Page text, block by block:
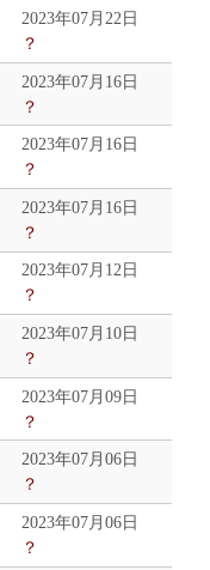
2023年07月22日
？
2023年07月16日
？
2023年07月16日
？
2023年07月16日
？
2023年07月12日
？
2023年07月10日
？
2023年07月09日
？
2023年07月06日
？
2023年07月06日
？